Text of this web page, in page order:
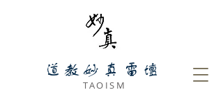
道教妙真雷壇
​ TAOISM